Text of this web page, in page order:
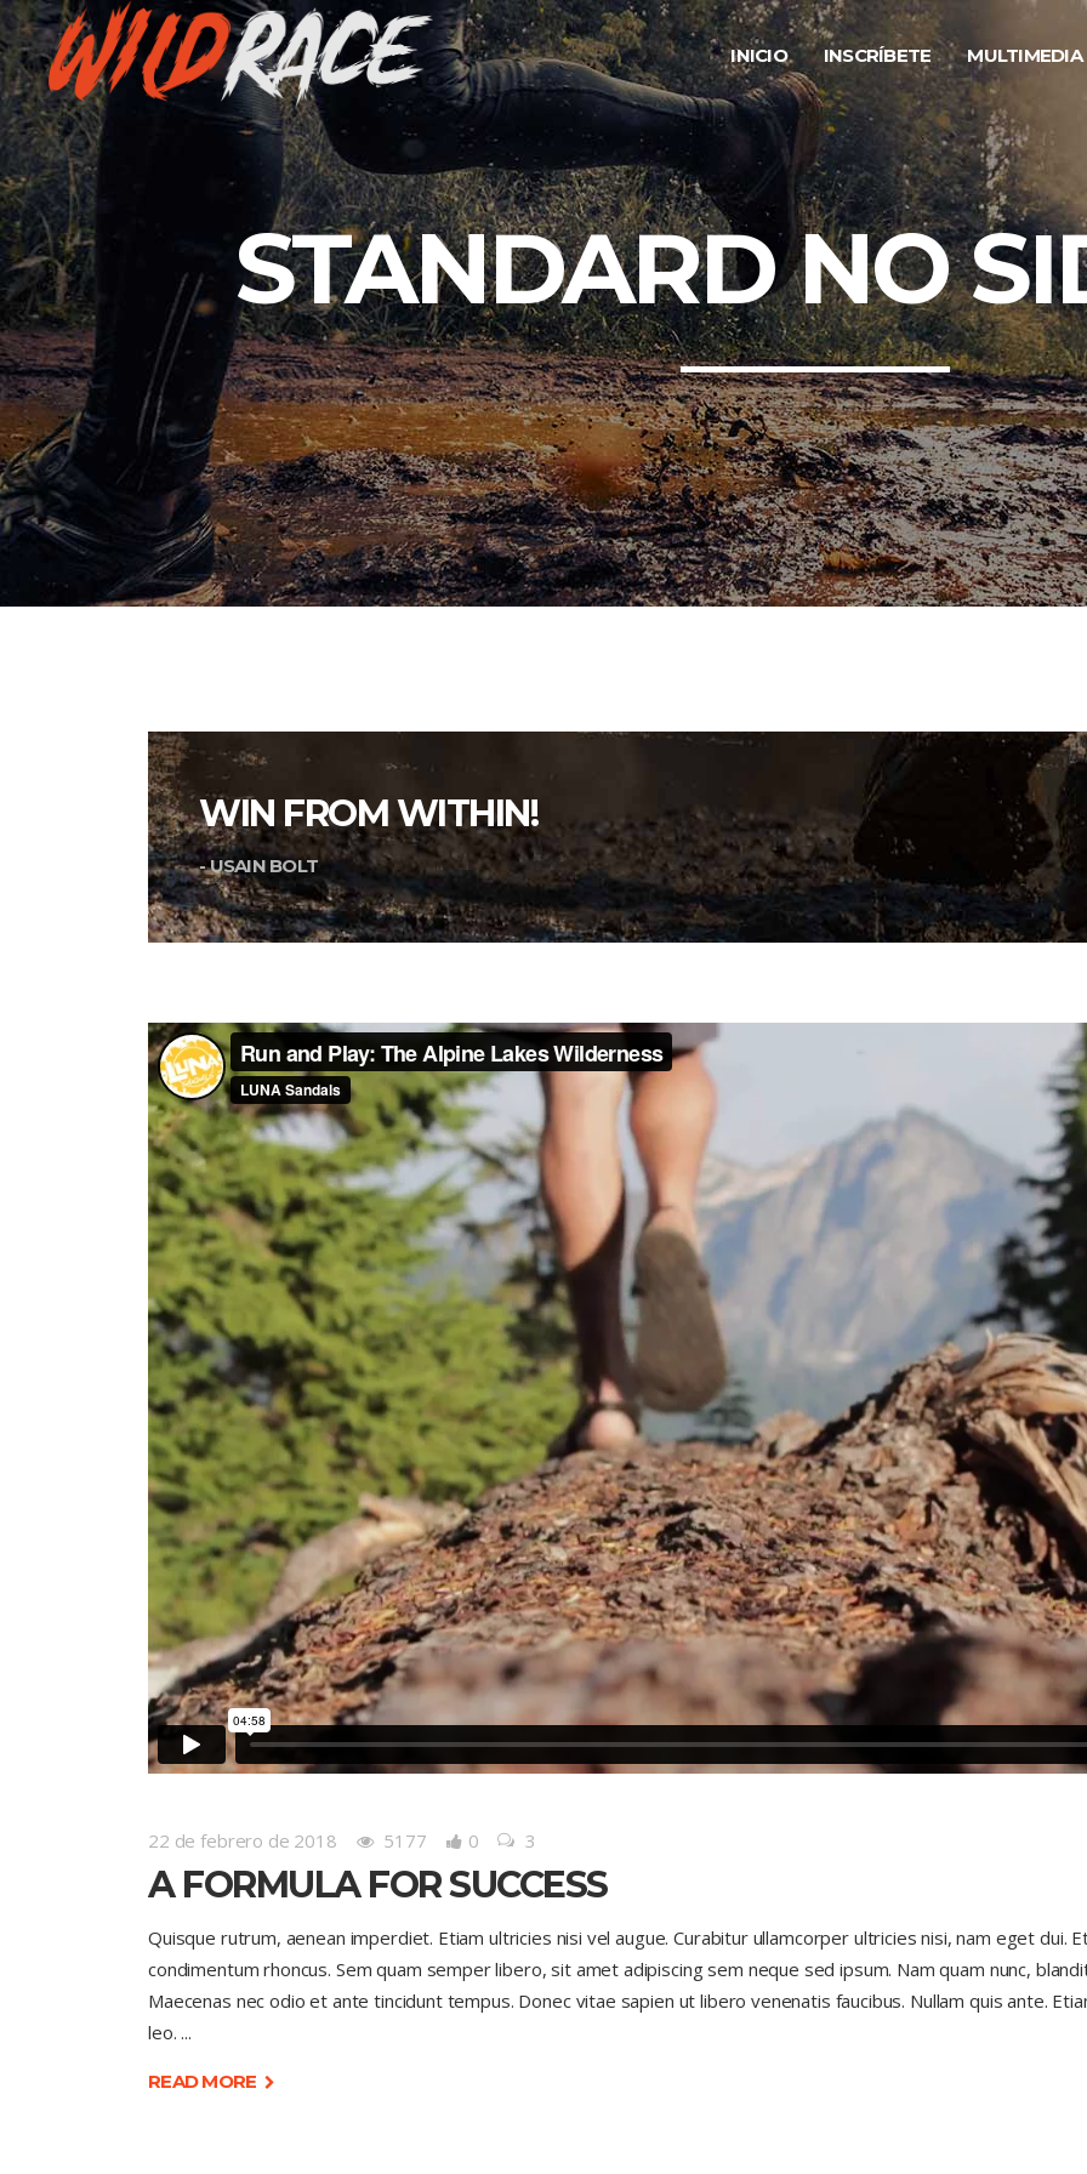
INICIO INSCRÍBETE MULTIMEDIA
STANDARD NO
WIN FROM WITHIN!
- USAIN BOLT
22 de febrero de 2018 5177 0 3
A FORMULA FOR SUCCESS
Quisque rutrum, aenean imperdiet. Etiam ultricies nisi vel augue. Curabitur ullamcorper ultricies nisi, nam eget dui.
condimentum rhoncus. Sem quam semper libero, sit amet adipiscing sem neque sed ipsum. Nam quam nunc,
Maecenas nec odio et ante tincidunt tempus. Donec vitae sapien ut libero venenatis faucibus. Nullam quis ante.
leo.
READ MORE